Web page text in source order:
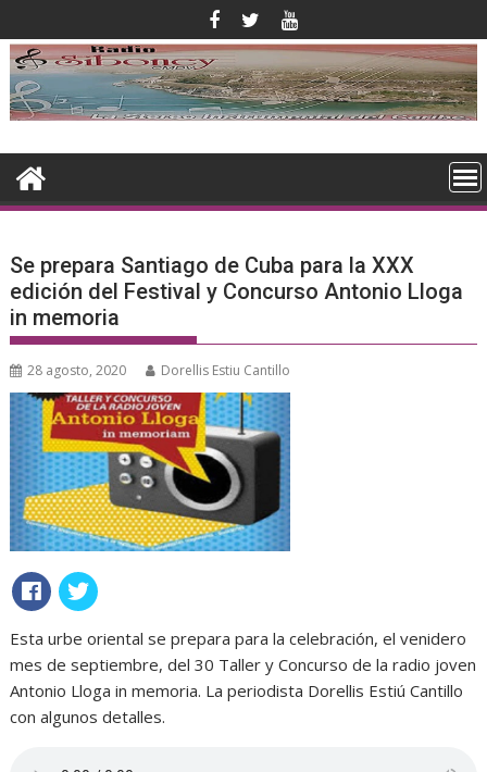
al
contenido
Se prepara Santiago de Cuba para la XXX
edición del Festival y Concurso Antonio Lloga
in memoria
28 agosto, 2020 Dorellis Estiu Cantillo
Esta urbe oriental se prepara para la celebración, el venidero
mes de septiembre, del 30 Taller y Concurso de la radio joven
Antonio Lloga in memoria. La periodista Dorellis Estiú Cantillo
con algunos detalles.